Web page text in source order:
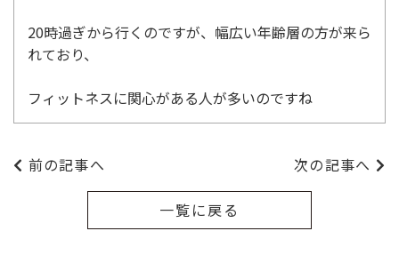
20時過ぎから行くのですが、幅広い年齢層の方が来ら
れており、
フィットネスに関心がある人が多いのですね
前の記事へ 次の記事へ
一覧に戻る